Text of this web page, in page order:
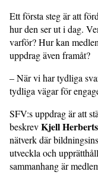
Ett första steg är att
hur den ser ut i dag.
varför? Hur kan
uppdrag även framåt?
– När vi har tydliga
tydliga vägar för
SFV:s uppdrag är att
beskrevKjell Herberts
nätverk där
utveckla och
sammanhang är